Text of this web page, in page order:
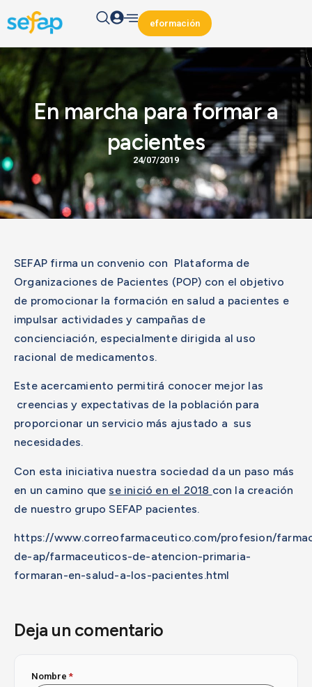
eformación
En marcha para formar a
pacientes
24/07/2019
SEFAP firma un convenio con Plataforma de
Organizaciones de Pacientes (POP) con el objetivo
de promocionar la formación en salud a pacientes e
impulsar actividades y campañas de
concienciación, especialmente dirigida al uso
racional de medicamentos.
Este acercamiento permitirá conocer mejor las
creencias y expectativas de la población para
proporcionar un servicio más ajustado a sus
necesidades.
Con esta iniciativa nuestra sociedad da un paso más
en un camino quese inició en el 2018 con la creación
de nuestro grupo SEFAP pacientes.
https://www.correofarmaceutico.com/profesion/
de-ap/farmaceuticos-de-atencion-primaria-
formaran-en-salud-a-los-pacientes.html
Deja un comentario
Nombre*